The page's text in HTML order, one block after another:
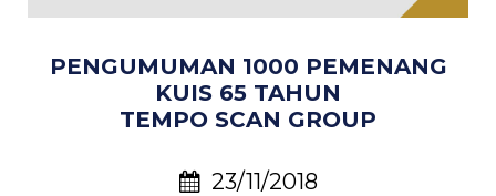
PENGUMUMAN 1000 PEMENANG
KUIS 65 TAHUN
TEMPO SCAN GROUP
23/11/2018